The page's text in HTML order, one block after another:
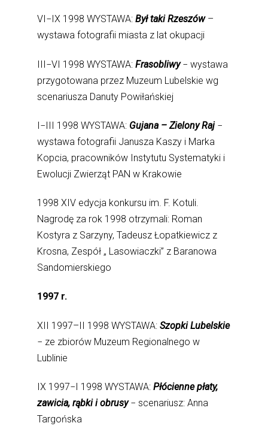
VI−IX 1998 WYSTAWA:Był taki Rzeszów –
wystawa fotografii miasta z lat okupacji
III−VI 1998 WYSTAWA: Frasobliwy− wystawa
przygotowana przez Muzeum Lubelskie wg
scenariusza Danuty Powiłańskiej
I−III 1998 WYSTAWA: Gujana – Zielony Raj −
wystawa fotografii Janusza Kaszy i Marka
Kopcia, pracowników Instytutu Systematyki i
Ewolucji Zwierząt PAN w Krakowie
1998 XIV edycja konkursu im. F. Kotuli.
Nagrodę za rok 1998 otrzymali: Roman
Kostyra z Sarzyny, Tadeusz Łopatkiewicz z
Krosna, Zespół „ Lasowiaczki” z Baranowa
Sandomierskiego
1997 r.
XII 1997–II 1998 WYSTAWA:Szopki Lubelskie
− ze zbiorów Muzeum Regionalnego w
Lublinie
IX 1997−I 1998 WYSTAWA:Płócienne płaty,
zawicia, rąbki i obrusy− scenariusz: Anna
Targońska